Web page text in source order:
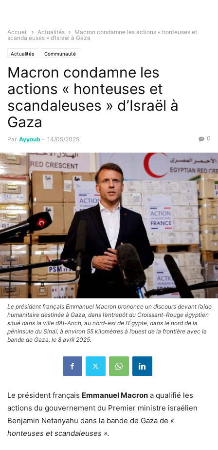
Accueil Actualités
Macron condamne les actions « honteuses et
scandaleuses » d’Israël à Gaza
Actualités Communauté
Macron condamne les
actions « honteuses et
scandaleuses » d’Israël à
Gaza
Par Ayyoub - 14/05/2025 0
Le président français Emmanuel Macron prononce un discours devant l’aide
humanitaire destinée à Gaza, dans l’entrepôt du Croissant-Rouge égyptien
situé dans la ville d’Al-Arich, au nord-est de l’Égypte, dans le nord de la
péninsule du Sinaï, à environ 55 kilomètres à l’ouest de la frontière avec la
bande de Gaza, le 8 avril 2025.
Le président français Emmanuel Macron a qualifié les
actions du gouvernement du Premier ministre israélien
Benjamin Netanyahu dans la bande de Gaza de «
honteuses et scandaleuses ».